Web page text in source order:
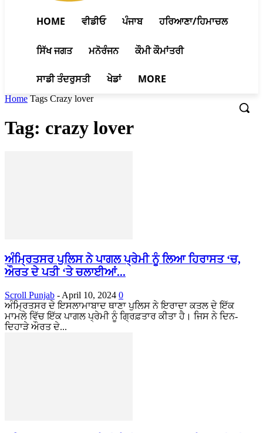
HOME ਵੀਡੀਓ ਪੰਜਾਬ ਹਰਿਆਣਾ/ਹਿਮਾਚਲ
ਸਿੱਖ ਜਗਤ ਮਨੋਰੰਜਨ ਕੌਮੀ ਕੌਮਾਂਤਰੀ
ਸਾਡੀ ਤੰਦਰੁਸਤੀ ਖੇਡਾਂ MORE
Home Tags Crazy lover
Tag: crazy lover
ਅੰਮ੍ਰਿਤਸਰ ਪੁਲਿਸ ਨੇ ਪਾਗਲ ਪ੍ਰੇਮੀ ਨੂੰ ਲਿਆ ਹਿਰਾਸਤ ‘ਚ,
ਔਰਤ ਦੇ ਪਤੀ ‘ਤੇ ਚਲਾਈਆਂ...
Scroll Punjab - April 10, 2024 0
ਅੰਮ੍ਰਿਤਸਰ ਦੇ ਇਸਲਾਮਾਬਾਦ ਥਾਣਾ ਪੁਲਿਸ ਨੇ ਇਰਾਦਾ ਕਤਲ ਦੇ ਇੱਕ
ਮਾਮਲੇ ਵਿੱਚ ਇੱਕ ਪਾਗਲ ਪ੍ਰੇਮੀ ਨੂੰ ਗ੍ਰਿਫ਼ਤਾਰ ਕੀਤਾ ਹੈ। ਜਿਸ ਨੇ ਦਿਨ-
ਦਿਹਾੜੇ ਔਰਤ ਦੇ...